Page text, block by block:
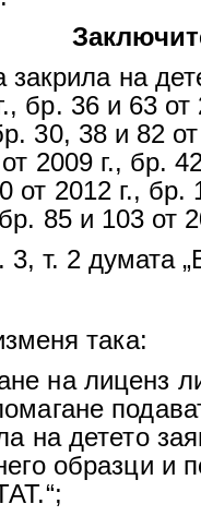
закрила на
бр. 36 и 63
30, 38 и 82
2009 г., бр.
от 2012 г.,
85 и 103 от
т. 2 думата
така:
на лиценз
на детето
образци и